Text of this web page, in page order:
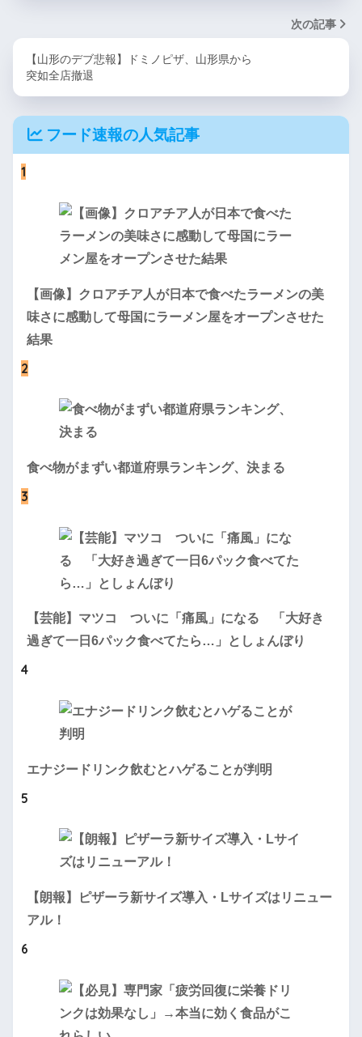
次の記事
【山形のデブ悲報】ドミノピザ、山形県から
突如全店撤退
フード速報の人気記事
1
【画像】クロアチア人が日本で食べたラーメンの美
味さに感動して母国にラーメン屋をオープンさせた
結果
2
食べ物がまずい都道府県ランキング、決まる
3
【芸能】マツコ ついに「痛風」になる 「大好き
過ぎて一日6パック食べてたら…」としょんぼり
4
エナジードリンク飲むとハゲることが判明
5
【朗報】ピザーラ新サイズ導入・Lサイズはリニュー
アル！
6